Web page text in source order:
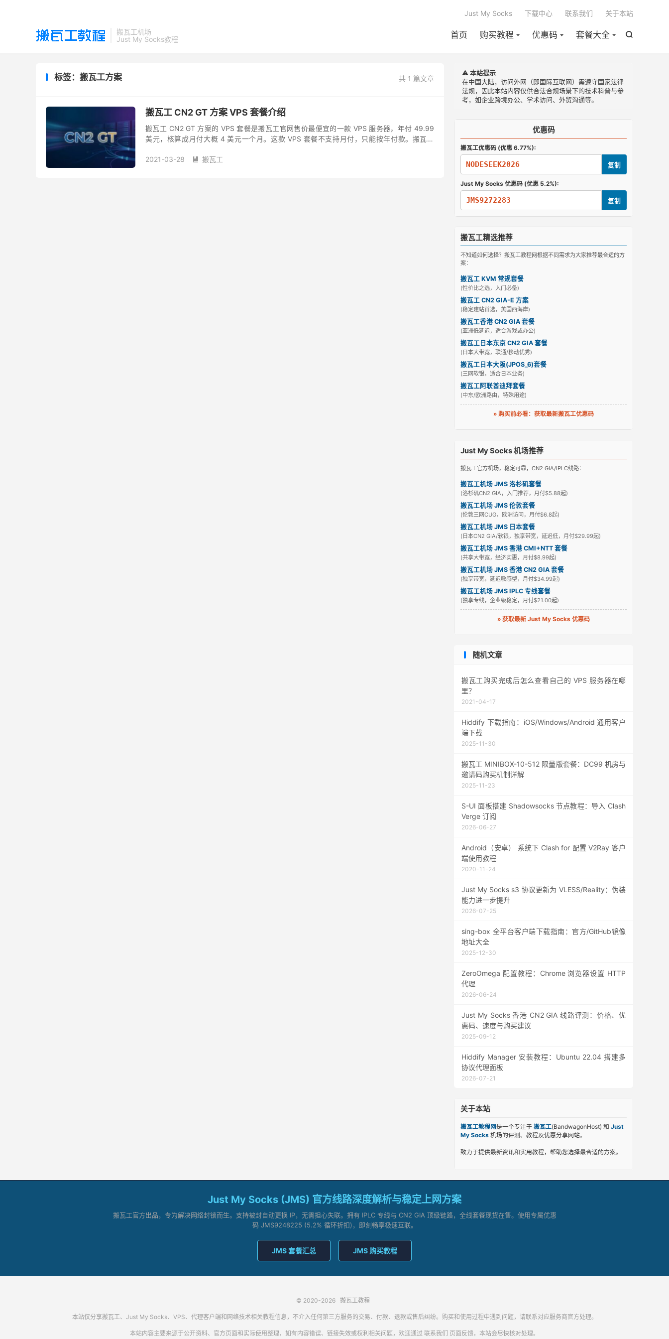
搬瓦工机场
Just My Socks教程

首页 购买教程 优惠码 套餐大全
Just My Socks 下载中心 联系我们 关于本站
共 1 篇文章
标签：搬瓦工方案
搬瓦工 CN2 GT 方案 VPS 套餐介绍
搬瓦工 CN2 GT 方案的 VPS 套餐是搬瓦工官网售价最便宜的一款 VPS 服务器，年付 49.99
美元，核算成月付大概 4 美元一个月。这款 VPS 套餐不支持月付，只能按年付款。搬瓦工
2021-03-28
 搬瓦工
⚠️ 本站提示
在中国大陆，访问外网（即国际互联网）需遵守国家法律
法规，因此本站内容仅供合法合规场景下的技术科普与参
考，如企业跨境办公、学术访问、外贸沟通等。
优惠码
搬瓦工优惠码 (优惠 6.77%):
NODESEEK2026 复制
Just My Socks 优惠码 (优惠 5.2%):
JMS9272283 复制
搬瓦工精选推荐
不知道如何选择？搬瓦工教程网根据不同需求为大家推荐最合适的方
案：
搬瓦工 KVM 常规套餐
(性价比之选，入门必备)
搬瓦工 CN2 GIA-E 方案
(稳定建站首选，美国西海岸)
搬瓦工香港 CN2 GIA 套餐
(亚洲低延迟，适合游戏或办公)
搬瓦工日本东京 CN2 GIA 套餐
(日本大带宽，联通/移动优秀)
搬瓦工日本大阪(JPOS_6)套餐
(三网软银，适合日本业务)
搬瓦工阿联酋迪拜套餐
(中东/欧洲路由，特殊用途)
» 购买前必看：获取最新搬瓦工优惠码
Just My Socks 机场推荐
搬瓦工官方机场，稳定可靠，CN2 GIA/IPLC线路：
搬瓦工机场 JMS 洛杉矶套餐
(洛杉矶CN2 GIA，入门推荐，月付$5.88起)
搬瓦工机场 JMS 伦敦套餐
(伦敦三网CUG，欧洲访问，月付$6.8起)
搬瓦工机场 JMS 日本套餐
(日本CN2 GIA/软银，独享带宽，延迟低，月付$29.99起)
搬瓦工机场 JMS 香港 CMI+NTT 套餐
(共享大带宽，经济实惠，月付$8.99起)
搬瓦工机场 JMS 香港 CN2 GIA 套餐
(独享带宽，延迟敏感型，月付$34.99起)
搬瓦工机场 JMS IPLC 专线套餐
(独享专线，企业级稳定，月付$21.00起)
» 获取最新 Just My Socks 优惠码
随机文章
搬瓦工购买完成后怎么查看自己的 VPS 服务器在哪
里？
2021-04-17
Hiddify 下载指南：iOS/Windows/Android 通用客户
端下载
2025-11-30
搬瓦工 MINIBOX-10-512 限量版套餐：DC99 机房与
邀请码购买机制详解
2025-11-23
S-UI 面板搭建 Shadowsocks 节点教程：导入 Clash
Verge 订阅
2026-06-27
Android（安卓） 系统下 Clash for 配置 V2Ray 客户
端使用教程
2020-11-24
Just My Socks s3 协议更新为 VLESS/Reality：伪装
能力进一步提升
2026-07-25
sing-box 全平台客户端下载指南：官方/GitHub镜像
地址大全
2025-12-30
ZeroOmega 配置教程：Chrome 浏览器设置 HTTP
代理
2026-06-24
Just My Socks 香港 CN2 GIA 线路评测：价格、优
惠码、速度与购买建议
2025-09-12
Hiddify Manager 安装教程：Ubuntu 22.04 搭建多
协议代理面板
2026-07-21
关于本站
搬瓦工教程网是一个专注于 搬瓦工(BandwagonHost) 和 Just
My Socks 机场的评测、教程及优惠分享网站。
致力于提供最新资讯和实用教程，帮助您选择最合适的方案。
Just My Socks (JMS) 官方线路深度解析与稳定上网方案
搬瓦工官方出品，专为解决网络封锁而生。支持被封自动更换 IP，无需担心失联。拥有 IPLC 专线与 CN2 GIA 顶级链路，全线套餐现货在售。使用专属优惠
码 JMS9248225 (5.2% 循环折扣)，即刻畅享极速互联。
JMS 套餐汇总 JMS 购买教程
© 2020-2026 搬瓦工教程
本站仅分享搬瓦工、Just My Socks、VPS、代理客户端和网络技术相关教程信息，不介入任何第三方服务的交易、付款、退款或售后纠纷。购买和使用过程中遇到问题，请联系对应服务商官方处理。
本站内容主要来源于公开资料、官方页面和实际使用整理，如有内容错误、链接失效或权利相关问题，欢迎通过 联系我们 页面反馈，本站会尽快核对处理。